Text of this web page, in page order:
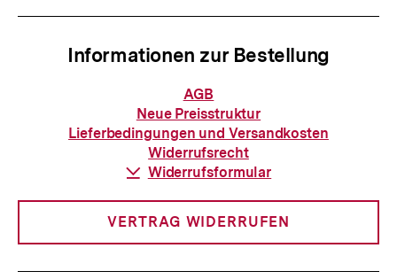
Informationen zur Bestellung
Informationen
zur
Bestellung
AGB
Neue Preisstruktur
Lieferbedingungen und Versandkosten
Widerrufsrecht
Download-
Widerrufsformular
VERTRAG WIDERRUFEN